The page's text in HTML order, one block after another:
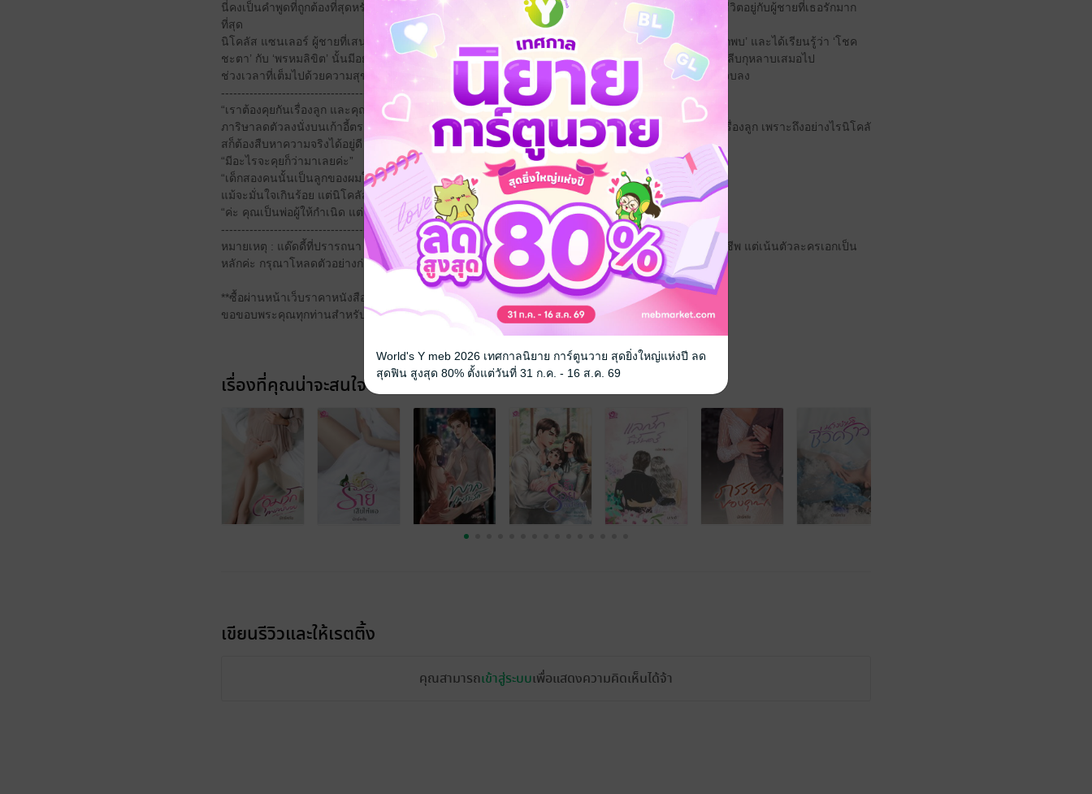
นี่คงเป็นคำพูดที่ถูกต้องที่สุดหรับกสิณาในตอนนี้ ช่างเป็นเรื่องน่าสมเพชสิ้นดีที่เธอเคยคาดหวังว่าจะได้ใช้ชีวิตอยู่กับผู้ชายที่เธอรักมาก
ที่สุด
นิโคลัส แซนเลอร์ ผู้ชายที่เสนอตัวเข้ามาขอจีบเธออย่างเป็นทางการ และทำให้กสิณารู้จักกับคำว่า ‘รักแรกพบ’ และได้เรียนรู้ว่า ‘โชค
ชะตา’ กับ ‘พรหมลิขิต’ นั้นมีอยู่จริง แต่เธอคงลืมคิดไปว่า เส้นทางของความรักไม่ได้สวยงามและโรยด้วยกลีบกุหลาบเสมอไป
ช่วงเวลาที่เต็มไปด้วยความสุขของกสิณาอยู่กับหญิงสาวได้ไม่นาน สุดท้าย...ความรักของเธอกับเขาก็ต้องจบลง
------------------------------------------
“เราต้องคุยกันเรื่องลูก และคุณควรนั่งลงถ้าไม่อยากให้พนักงานของคุณสงสัย”
ภาริษาลดตัวลงนั่งบนเก้าอี้ตรงข้ามกับนิโคลัสเมื่อคิดใคร่ครวญแล้วว่า เธอจะไม่หนีปัญหา และไม่ปฏิเสธเรื่องลูก เพราะถึงอย่างไรนิโคลั
สก็ต้องสืบหาความจริงได้อยู่ดี
“มีอะไรจะคุยก็ว่ามาเลยค่ะ”
“เด็กสองคนนั้นเป็นลูกของผมใช่ไหม”
แม้จะมั่นใจเกินร้อย แต่นิโคลัสก็อยากได้ยินคำยืนยันจากปากแม่ของลูก และต้องการดูท่าทีของเธอด้วย
“ค่ะ คุณเป็นพ่อผู้ให้กำเนิด แต่ตามกฎหมายแล้ว ลูกเป็นสิทธิ์ของฉันโดยชอบธรรมค่ะ”
-------------------------------------------
หมายเหตุ : แด๊ดดี้ที่ปรารถนา เป็นนิยายพล็อตเบา ๆ ไม่เน้นปมและความสมจริง ไม่เน้นการทำงานและอาชีพ แต่เน้นตัวละครเอกเป็น
หลักค่ะ กรุณาโหลดตัวอย่างก่อนโหลดจริงนะคะ
**ซื้อผ่านหน้าเว็บราคาหนังสือจะถูกกว่าซื้อผ่านระบบ IOS ค่ะ**
ขอขอบพระคุณทุกท่านสำหรับทุกๆ ยอดดาวน์โหลดค่ะ
เรื่องที่คุณน่าจะสนใจ
เขียนรีวิวและให้เรตติ้ง
คุณสามารถเข้าสู่ระบบเพื่อแสดงความคิดเห็นได้จ้า
World's Y meb 2026 เทศกาลนิยาย การ์ตูนวาย สุดยิ่งใหญ่แห่งปี ลด
สุดฟิน สูงสุด 80% ตั้งแต่วันที่ 31 ก.ค. - 16 ส.ค. 69